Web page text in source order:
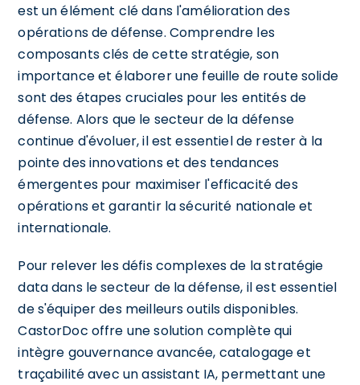
est un élément clé dans l'amélioration des
opérations de défense. Comprendre les
composants clés de cette stratégie, son
importance et élaborer une feuille de route solide
sont des étapes cruciales pour les entités de
défense. Alors que le secteur de la défense
continue d'évoluer, il est essentiel de rester à la
pointe des innovations et des tendances
émergentes pour maximiser l'efficacité des
opérations et garantir la sécurité nationale et
internationale.
Pour relever les défis complexes de la stratégie
data dans le secteur de la défense, il est essentiel
de s'équiper des meilleurs outils disponibles.
CastorDoc offre une solution complète qui
intègre gouvernance avancée, catalogage et
traçabilité avec un assistant IA, permettant une